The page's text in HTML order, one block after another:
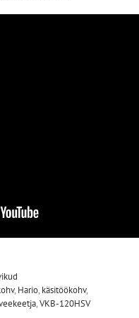
, Hario, käsitöökohv,
,VKB-120HSV